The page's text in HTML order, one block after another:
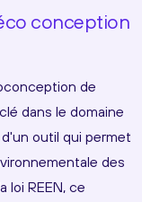
conception
de
dans le domaine
outil qui permet
des
loi REEN, ce